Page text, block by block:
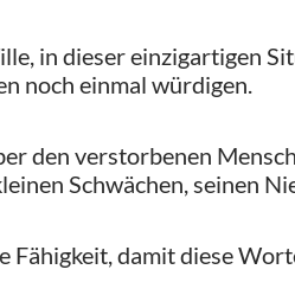
in dieser einzigartigen
noch einmal würdigen.
den verstorbenen
Schwächen, seinen
damit diese